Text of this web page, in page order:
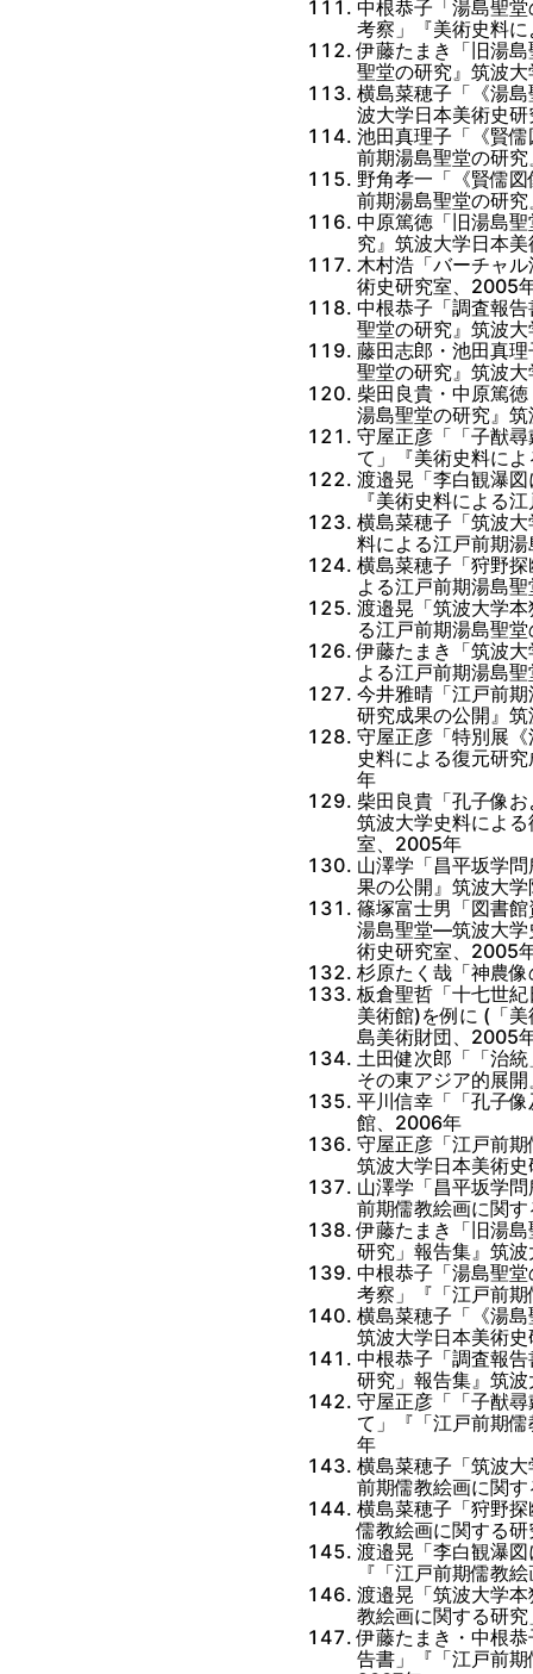
中根恭子「湯島聖
考察」『美術史料
伊藤たまき「旧湯
聖堂の研究』筑波
横島菜穂子「《湯
波大学日本美術史
池田真理子「《賢
前期湯島聖堂の研
野角孝一「《賢儒
前期湯島聖堂の研
中原篤徳「旧湯島
究』筑波大学日本
木村浩「バーチャ
術史研究室、2005
中根恭子「調査報
聖堂の研究』筑波
藤田志郎・池田真
聖堂の研究』筑波
柴田良貴・中原篤
湯島聖堂の研究』
守屋正彦「「子猷
て」『美術史料に
渡邉晃「李白観瀑
『美術史料による
横島菜穂子「筑波
料による江戸前期
横島菜穂子「狩野
よる江戸前期湯島
渡邉晃「筑波大学
る江戸前期湯島聖
伊藤たまき「筑波
よる江戸前期湯島
今井雅晴「江戸前
研究成果の公開』
守屋正彦「特別展
史料による復元研
年
柴田良貴「孔子像
筑波大学史料によ
室、2005年
山澤学「昌平坂学
果の公開』筑波大
篠塚富士男「図書
湯島聖堂―筑波大学
術史研究室、2005
杉原たく哉「神農
板倉聖哲「十七世
美術館)を例に (「
島美術財団、2005
土田健次郎「「治
その東アジア的展
平川信幸「「孔子
館、2006年
守屋正彦「江戸前
筑波大学日本美術
山澤学「昌平坂学
前期儒教絵画に関
伊藤たまき「旧湯
研究」報告集』筑
中根恭子「湯島聖
考察」『「江戸前
横島菜穂子「《湯
筑波大学日本美術
中根恭子「調査報
研究」報告集』筑
守屋正彦「「子猷
て」『「江戸前期
年
横島菜穂子「筑波
前期儒教絵画に関
横島菜穂子「狩野
儒教絵画に関する
渡邉晃「李白観瀑
『「江戸前期儒教
渡邉晃「筑波大学
教絵画に関する研
伊藤たまき・中根
告書」『「江戸前